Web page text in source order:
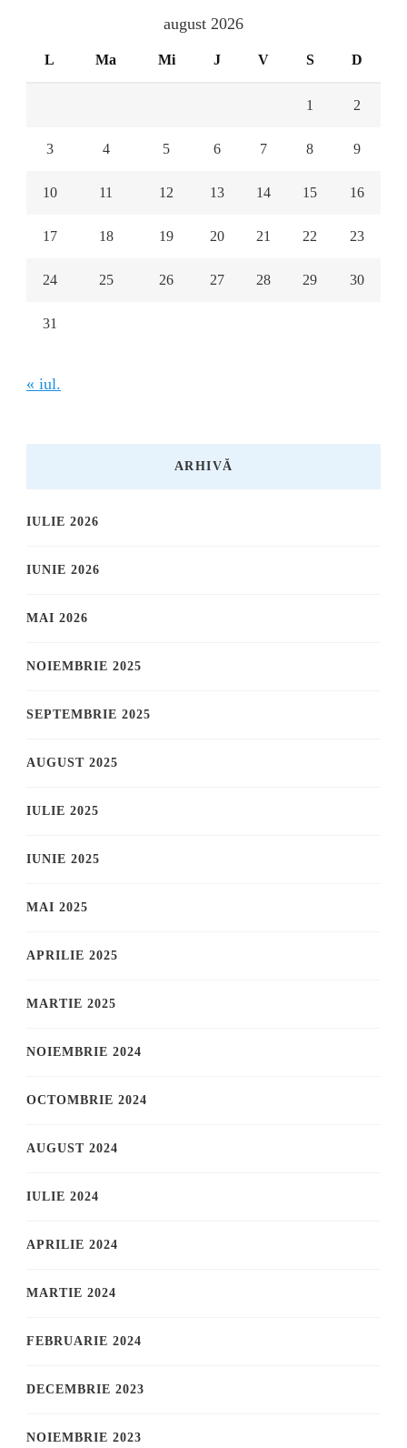
august 2026
L Ma Mi J V S D
1 2
3 4 5 6 7 8 9
10 11 12 13 14 15 16
17 18 19 20 21 22 23
24 25 26 27 28 29 30
31
« iul.
ARHIVĂ
IULIE 2026
IUNIE 2026
MAI 2026
NOIEMBRIE 2025
SEPTEMBRIE 2025
AUGUST 2025
IULIE 2025
IUNIE 2025
MAI 2025
APRILIE 2025
MARTIE 2025
NOIEMBRIE 2024
OCTOMBRIE 2024
AUGUST 2024
IULIE 2024
APRILIE 2024
MARTIE 2024
FEBRUARIE 2024
DECEMBRIE 2023
NOIEMBRIE 2023